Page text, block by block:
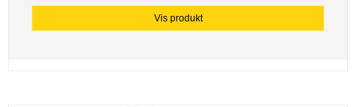
Vis produkt